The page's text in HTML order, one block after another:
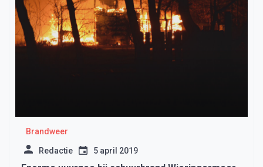
Brandweer
Redactie 5 april 2019